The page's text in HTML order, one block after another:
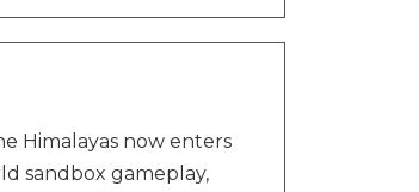
Himalayas now enters
sandbox gameplay,